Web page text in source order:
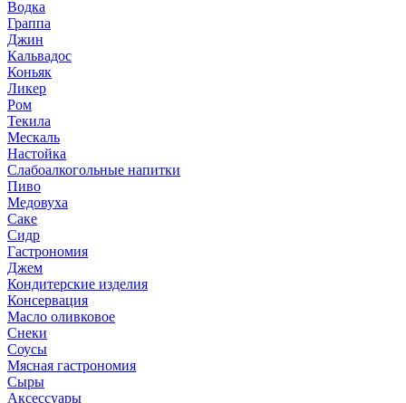
Водка
Граппа
Джин
Кальвадос
Коньяк
Ликер
Ром
Текила
Мескаль
Настойка
Слабоалкогольные напитки
Пиво
Медовуха
Саке
Сидр
Гастрономия
Джем
Кондитерские изделия
Консервация
Масло оливковое
Снеки
Соусы
Мясная гастрономия
Сыры
Аксессуары